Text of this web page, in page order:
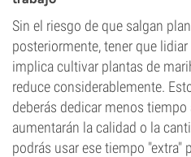
Sin el riesgo de que salgan
posteriormente, tener que
implica cultivar plantas de
reduce considerablemente.
deberás dedicar menos tiempo
aumentarán la calidad o la
podrás usar ese tiempo "extra"